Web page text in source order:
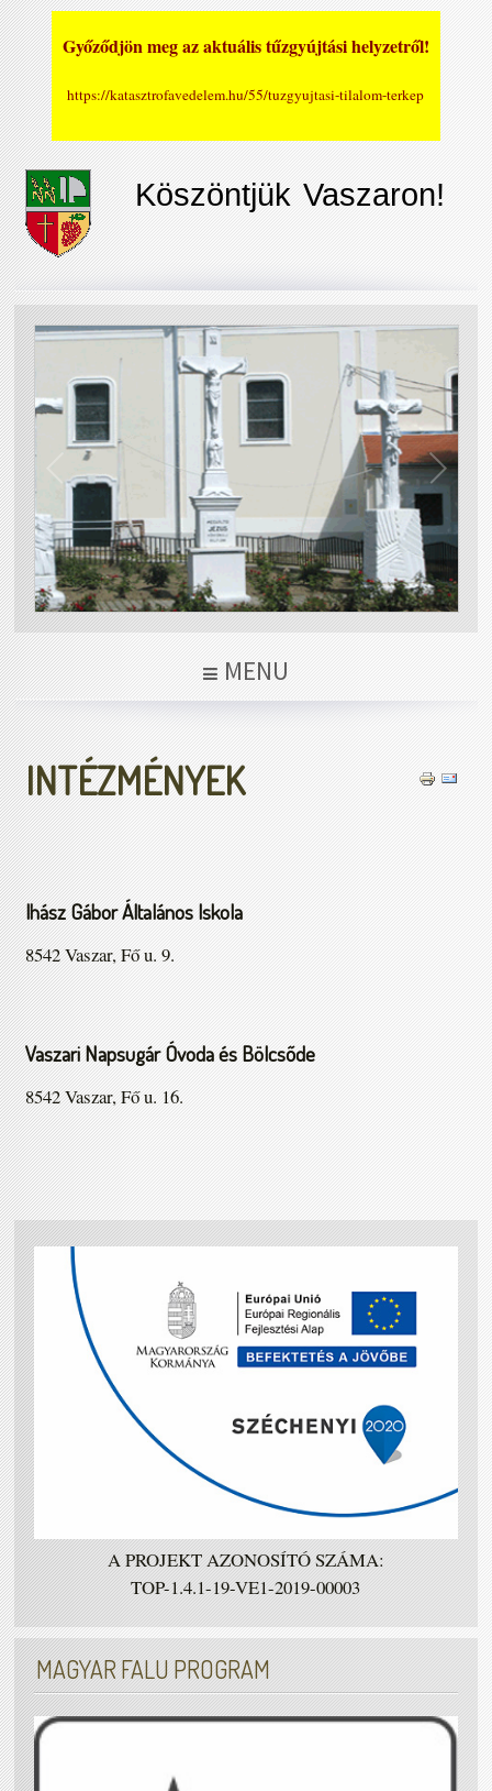
Győződjön meg az aktuális tűzgyújtási helyzetről!
https://katasztrofavedelem.hu/55/tuzgyujtasi-tilalom-terkep
Köszöntjük Vaszaron!
MENU
INTÉZMÉNYEK
Ihász Gábor Általános Iskola
8542 Vaszar, Fő u. 9.
Vaszari Napsugár Óvoda és Bölcsőde
8542 Vaszar, Fő u. 16.
A PROJEKT AZONOSÍTÓ SZÁMA:
TOP-1.4.1-19-VE1-2019-00003
MAGYAR FALU PROGRAM